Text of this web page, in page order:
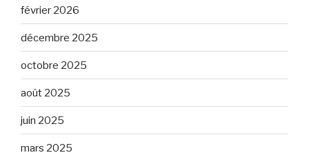
février 2026
décembre 2025
octobre 2025
août 2025
juin 2025
mars 2025